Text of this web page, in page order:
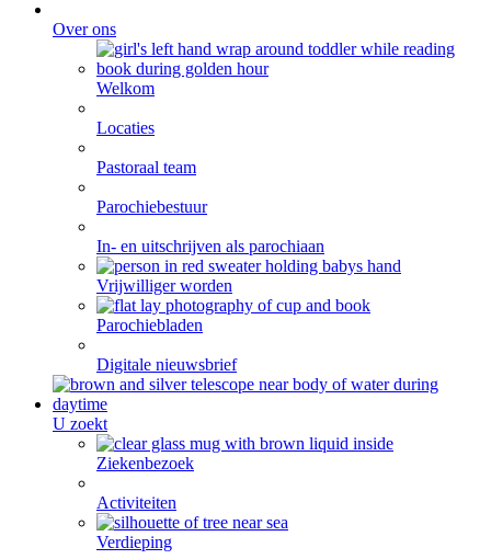
Over ons
Welkom
Locaties
Pastoraal team
Parochiebestuur
In- en uitschrijven als parochiaan
Vrijwilliger worden
Parochiebladen
Digitale nieuwsbrief
U zoekt
Ziekenbezoek
Activiteiten
Verdieping